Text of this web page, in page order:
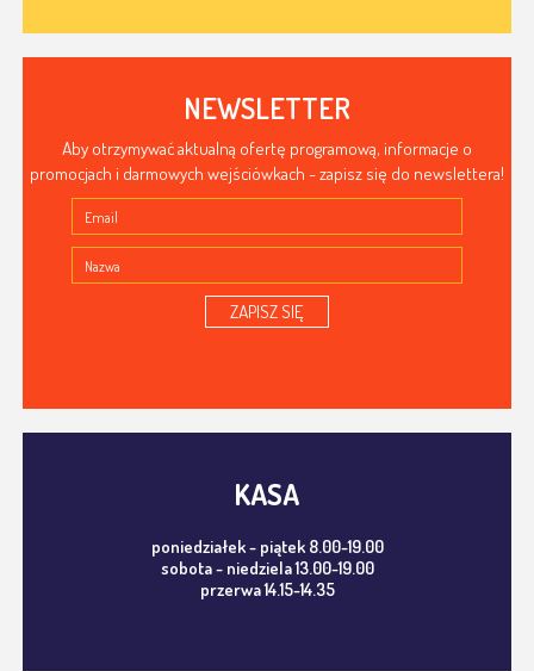
NEWSLETTER
Aby otrzymywać aktualną ofertę programową, informacje o
promocjach i darmowych wejściówkach - zapisz się do newslettera!
ZAPISZ SIĘ
KASA
poniedziałek - piątek 8.00-19.00
sobota - niedziela 13.00-19.00
przerwa 14.15-14.35